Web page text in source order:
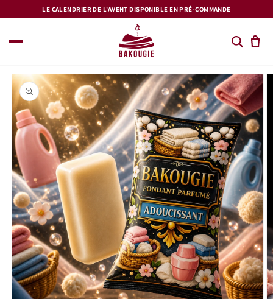
passerLE CALENDRIER DE L'AVENT DISPONIBLE EN PRÉ-COMMANDE
Passer aux
informations
produits